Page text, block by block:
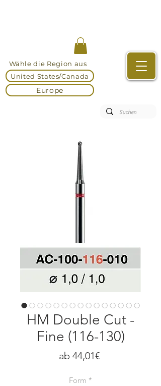
Wähle die Region aus
United States/Canada
Europe
HM Double Cut -
Fine (116-130)
ab 44,01€Sale-
Form *